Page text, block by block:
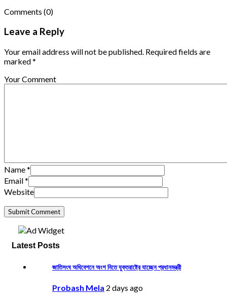
Comments (0)
Leave a Reply
Your email address will not be published. Required fields are
marked *
Your Comment
Name*
Email*
Website
Latest Posts
জাতিসংঘ অধিবেশনে অংশ নিতে যুক্তরাষ্ট্রে যাচ্ছেন প্রধানমন্ত্রী
Probash Mela 2 days ago